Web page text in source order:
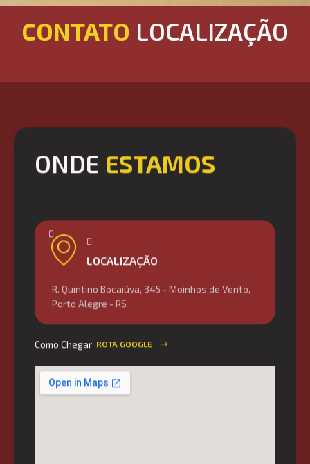
CONTATO LOCALIZAÇÃO
ONDE ESTAMOS
LOCALIZAÇÃO
Porto Alegre - RS